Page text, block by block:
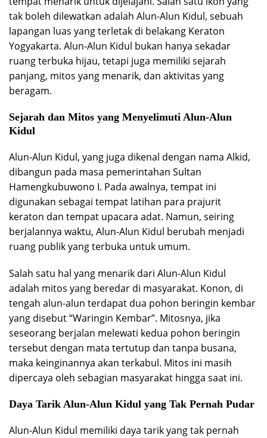
tak boleh dilewatkan adalah Alun-Alun Kidul, sebuah
lapangan luas yang terletak di belakang Keraton
Yogyakarta. Alun-Alun Kidul bukan hanya sekadar
ruang terbuka hijau, tetapi juga memiliki sejarah
panjang, mitos yang menarik, dan aktivitas yang
beragam.
Sejarah dan Mitos yang Menyelimuti Alun-Alun
Kidul
Alun-Alun Kidul, yang juga dikenal dengan nama Alkid,
dibangun pada masa pemerintahan Sultan
Hamengkubuwono I. Pada awalnya, tempat ini
digunakan sebagai tempat latihan para prajurit
keraton dan tempat upacara adat. Namun, seiring
berjalannya waktu, Alun-Alun Kidul berubah menjadi
ruang publik yang terbuka untuk umum.
Salah satu hal yang menarik dari Alun-Alun Kidul
adalah mitos yang beredar di masyarakat. Konon, di
tengah alun-alun terdapat dua pohon beringin kembar
yang disebut “Waringin Kembar”. Mitosnya, jika
seseorang berjalan melewati kedua pohon beringin
tersebut dengan mata tertutup dan tanpa busana,
maka keinginannya akan terkabul. Mitos ini masih
dipercaya oleh sebagian masyarakat hingga saat ini.
Daya Tarik Alun-Alun Kidul yang Tak Pernah Pudar
Alun-Alun Kidul memiliki daya tarik yang tak pernah